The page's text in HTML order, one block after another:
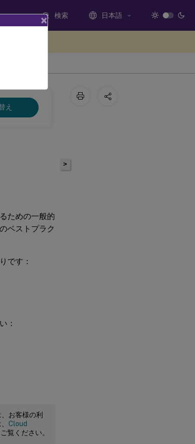
検索 日本語
え
ための一般的
ベストプラク
です：
：
お客様の利
Cloud
覧ください。
>
×